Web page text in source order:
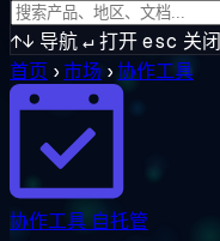
↑↓ 导航↵打开esc 关闭
首页 ›市场 ›协作工具
协作工具 自托管